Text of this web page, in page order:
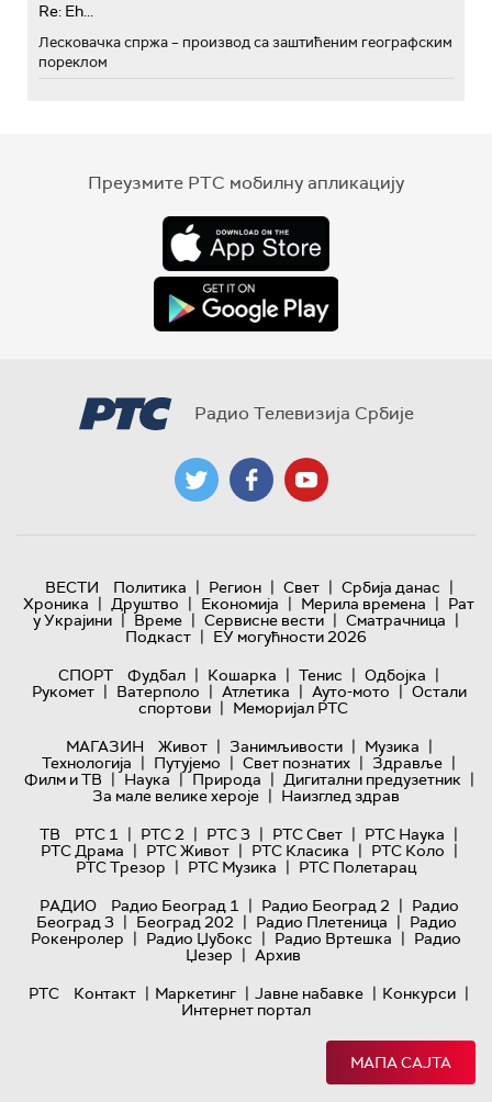
Re: Eh...
Лесковачка спржа – производ са заштићеним географским
пореклом
Преузмите РТС мобилну апликацију
Радио Телевизија Србије
ВЕСТИ Политика | Регион | Свет | Србија данас |
Хроника | Друштво | Економија | Мерила времена | Рат
у Украјини | Време | Сервисне вести | Сматрачница |
Подкаст | ЕУ могућности 2026
СПОРТ
Фудбал | Кошарка | Тенис | Одбојка |
Рукомет | Ватерполо | Атлетика | Ауто-мото | Остали
спортови | Меморијал РТС
МАГАЗИН
Живот | Занимљивости | Музика |
Технологијa | Путујемо | Свет познатих | Здравље |
Филм и ТВ | Наука | Природа | Дигитални предузетник |
За мале велике хероје | Наизглед здрав
ТВ
РТС 1 | РТС 2 | РТС 3 | РТС Свет | РТС Наука |
РТС Драма | РТС Живот | РТС Класика | РТС Коло |
РТС Трезор | РТС Музика | РТС Полетарац
РАДИО
Радио Београд 1 | Радио Београд 2 | Радио
Београд 3 | Београд 202 | Радио Плетеница | Радио
Рокенролер | Радио Џубокс | Радио Вртешка | Радио
Џезер | Архив
РТС
Контакт | Маркетинг | Јавне набавке | Конкурси |
Интернет портал
МАПА САЈТА